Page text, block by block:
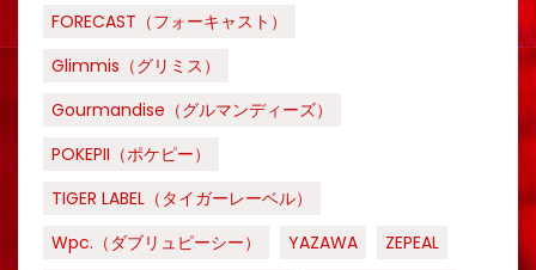
FORECAST（フォーキャスト）
Glimmis（グリミス）
Gourmandise（グルマンディーズ）
POKEPII（ポケピー）
TIGER LABEL（タイガーレーベル）
Wpc.（ダブリュピーシー）
YAZAWA
ZEPEAL